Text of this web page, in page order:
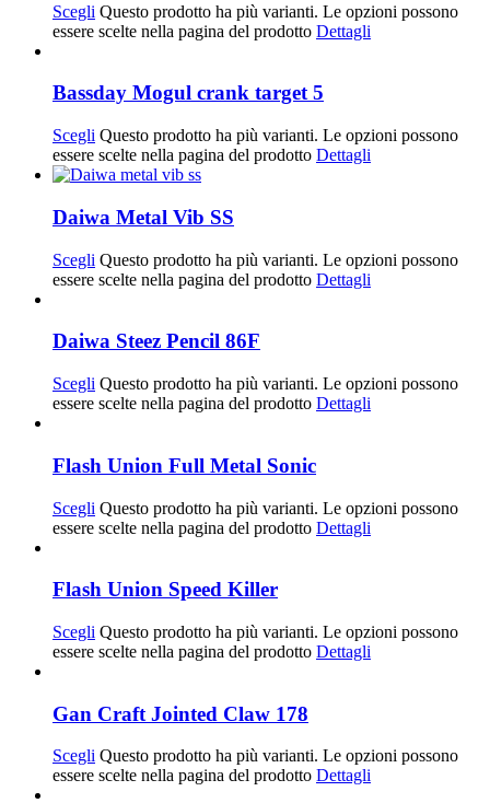
Scegli Questo prodotto ha più varianti. Le opzioni possono
essere scelte nella pagina del prodotto Dettagli
Bassday Mogul crank target 5
Scegli Questo prodotto ha più varianti. Le opzioni possono
essere scelte nella pagina del prodotto Dettagli
Daiwa Metal Vib SS
Scegli Questo prodotto ha più varianti. Le opzioni possono
essere scelte nella pagina del prodotto Dettagli
Daiwa Steez Pencil 86F
Scegli Questo prodotto ha più varianti. Le opzioni possono
essere scelte nella pagina del prodotto Dettagli
Flash Union Full Metal Sonic
Scegli Questo prodotto ha più varianti. Le opzioni possono
essere scelte nella pagina del prodotto Dettagli
Flash Union Speed Killer
Scegli Questo prodotto ha più varianti. Le opzioni possono
essere scelte nella pagina del prodotto Dettagli
Gan Craft Jointed Claw 178
Scegli Questo prodotto ha più varianti. Le opzioni possono
essere scelte nella pagina del prodotto Dettagli